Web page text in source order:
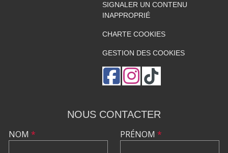
SIGNALER UN CONTENU
INAPPROPRIÉ
CHARTE COOKIES
GESTION DES COOKIES
NOUS CONTACTER
NOM * PRÉNOM *